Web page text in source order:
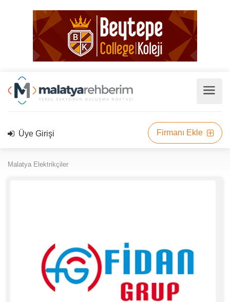
Üye Girişi Firmanı Ekle
Malatya Elektrikçiler